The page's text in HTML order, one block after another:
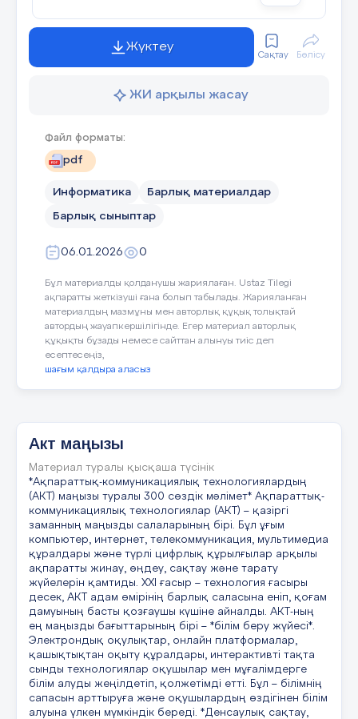
Жүктеу
Сақтау Бөлісу
ЖИ арқылы жасау
Файл форматы:
pdf
Информатика Барлық материалдар
Барлық сыныптар
06.01.2026 0
Бұл материалды қолданушы жариялаған. Ustaz Tilegi
ақпаратты жеткізуші ғана болып табылады. Жарияланған
материалдың мазмұны мен авторлық құқық толықтай
автордың жауапкершілігінде. Егер материал авторлық
құқықты бұзады немесе сайттан алынуы тиіс деп
есептесеңіз,
шағым қалдыра аласыз
Акт маңызы
Материал туралы қысқаша түсінік
*Ақпараттық-коммуникациялық технологиялардың
(АКТ) маңызы туралы 300 сөздік мәлімет* Ақпараттық-
коммуникациялық технологиялар (АКТ) – қазіргі
заманның маңызды салаларының бірі. Бұл ұғым
компьютер, интернет, телекоммуникация, мультимедиа
құралдары және түрлі цифрлық құрылғылар арқылы
ақпаратты жинау, өңдеу, сақтау және тарату
жүйелерін қамтиды. ХХІ ғасыр – технология ғасыры
десек, АКТ адам өмірінің барлық саласына еніп, қоғам
дамуының басты қозғаушы күшіне айналды. АКТ-ның
ең маңызды бағыттарының бірі – *білім беру жүйесі*.
Электрондық оқулықтар, онлайн платформалар,
қашықтықтан оқыту құралдары, интерактивті тақта
сынды технологиялар оқушылар мен мұғалімдерге
білім алуды жеңілдетіп, қолжетімді етті. Бұл – білімнің
сапасын арттыруға және оқушылардың өздігінен білім
алуына үлкен мүмкіндік береді. *Денсаулық сақтау,